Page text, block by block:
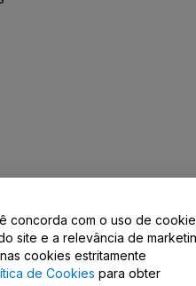
Conosco
concorda com o uso de
site e a relevância de
cookies estritamente
de Cookies para obter